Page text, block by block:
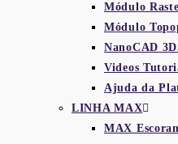
Módulo
Módulo
NanoCAD
Videos
Ajuda da
LINHA MAX
MAX